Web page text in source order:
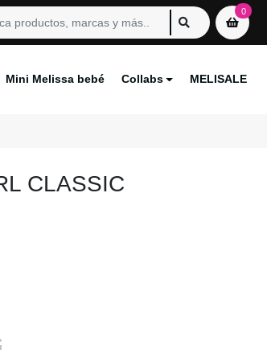
0
Mini Melissa bebé Collabs MELISALE
CLASSIC